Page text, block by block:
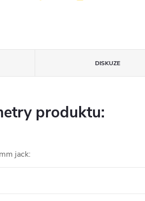
DISKUZE
produktu:
jack: